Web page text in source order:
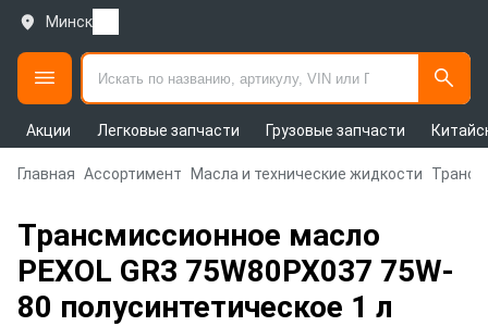
Минск
Акции Легковые запчасти Грузовые запчасти
Главная Ассортимент Масла и технические жидкости
Трансмиссионное масло
PEXOL GR3 75W80PX037 75W-
80 полусинтетическое 1 л